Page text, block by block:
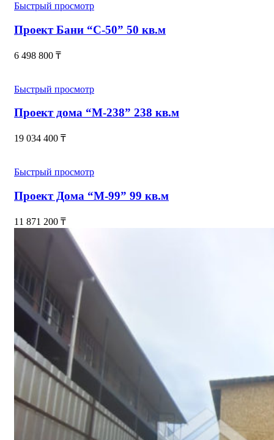
Быстрый просмотр
Проект Бани “С-50” 50 кв.м
6 498 800 ₸
Быстрый просмотр
Проект дома “М-238” 238 кв.м
19 034 400 ₸
Быстрый просмотр
Проект Дома “М-99” 99 кв.м
11 871 200 ₸